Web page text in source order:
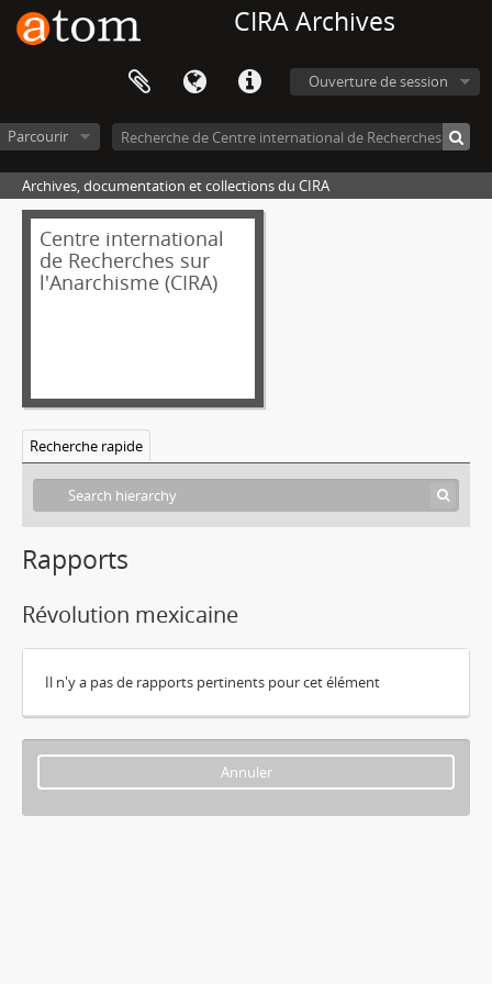
CIRA Archives
Ouverture de session
Parcourir
Archives, documentation et collections du CIRA
Centre international
de Recherches sur
l'Anarchisme (CIRA)
Recherche rapide
Rapports
Révolution mexicaine
Il n'y a pas de rapports pertinents pour cet élément
Annuler